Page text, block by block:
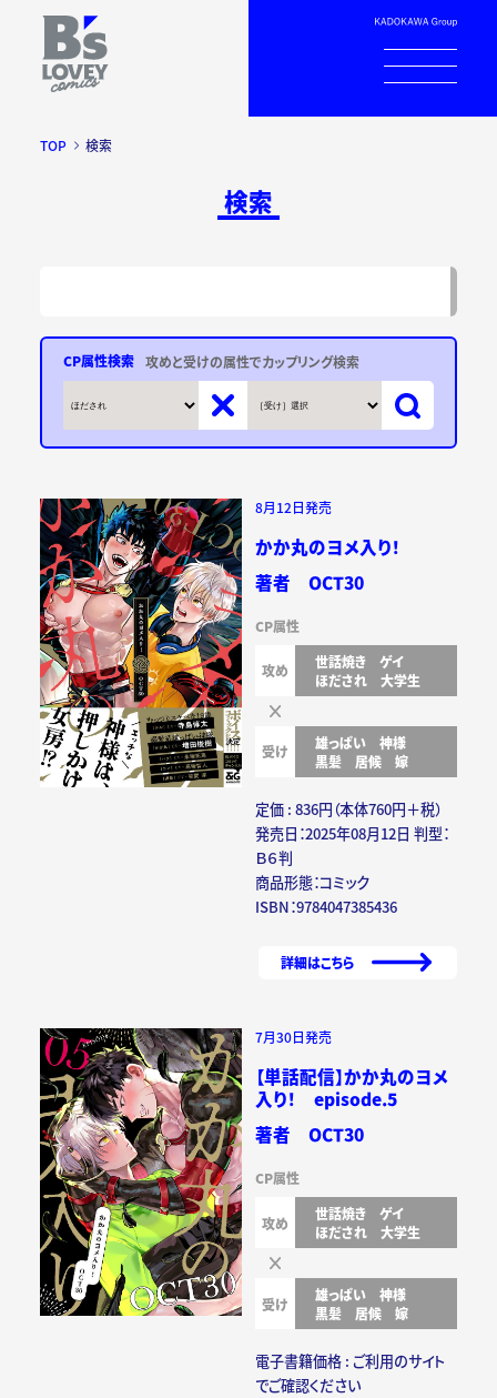
TOP 検索
検索
攻めと受けの属性でカップリング検索
CP属性検索
8月12日発売
かか丸のヨメ入り！
著者 OCT30
CP属性
攻め 世話焼き
ゲイ
ほだされ
大学生
受け 雄っぱい
神様
黒髪
居候 嫁
定価 : 836円（本体760円＋税）
発売日：2025年08月12日 判型：
Ｂ６判
商品形態：コミック
ISBN：9784047385436
詳細はこちら
7月30日発売
【単話配信】かか丸のヨメ
入り！ episode.5
著者 OCT30
CP属性
攻め 世話焼き
ゲイ
ほだされ
大学生
受け 雄っぱい
神様
黒髪
居候 嫁
電子書籍価格 : ご利用のサイト
でご確認ください